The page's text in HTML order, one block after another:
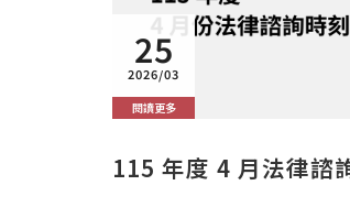
25
2026/03
閱讀更多
115 年度 4 月法律諮